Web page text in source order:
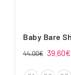
Baby Bare
44.00€ Algne
39.60€